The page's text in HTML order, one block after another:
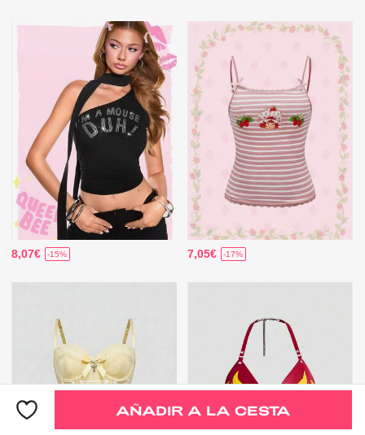
8,07€ -15% 7,05€ -17%
AÑADIR A LA CESTA